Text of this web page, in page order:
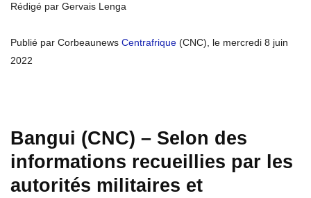
Rédigé par Gervais Lenga
Publié par Corbeaunews Centrafrique (CNC), le mercredi 8 juin
2022
Bangui (CNC) – Selon des
informations recueillies par les
autorités militaires et